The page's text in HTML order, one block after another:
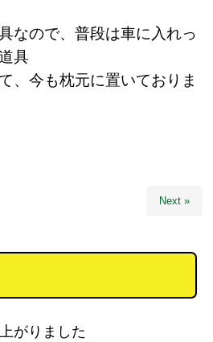
なので、普段は車に入れっ
具
、今も枕元に置いておりま
Next »
がりました